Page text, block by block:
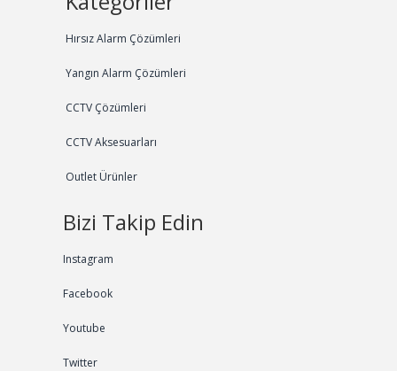
Hırsız Alarm Çözümleri
Yangın Alarm Çözümleri
CCTV Çözümleri
CCTV Aksesuarları
Outlet Ürünler
Bizi Takip Edin
Instagram
Facebook
Youtube
Twitter